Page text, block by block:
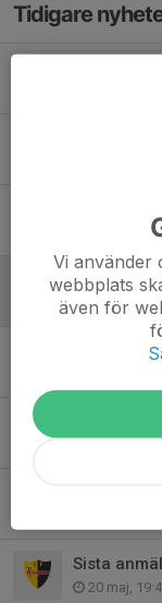
Tidigare
2 jul, 14:52
Träningen
30 jun,
Ingen
20 maj,
Vi använder
webbplats
även för